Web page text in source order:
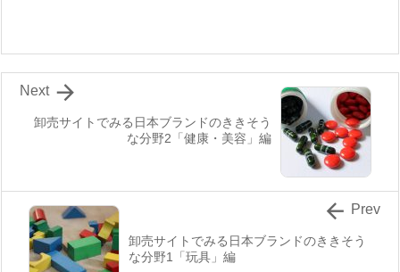
卸売サイトでみる日本ブランドのききそう
な分野2「健康・美容」編

Next
卸売サイトでみる日本ブランドのききそう
な分野1「玩具」編
 Prev